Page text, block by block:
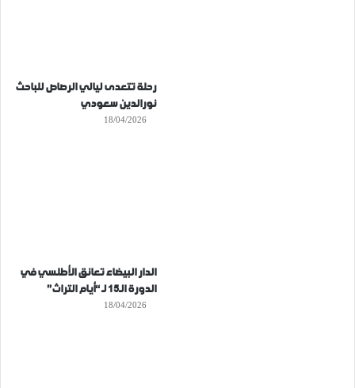
رحلة تتعدى ليالي الرصاص للباحث
نورالدين سعودي
18/04/2026
الدار البيضاء تعانق الأطلسي في
الدورة الـ15 لـ “أيام التراث”
18/04/2026